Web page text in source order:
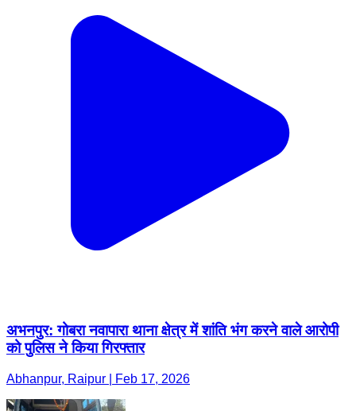
अभनपुर: गोबरा नवापारा थाना क्षेत्र में शांति भंग करने वाले आरोपी
को पुलिस ने किया गिरफ्तार
Abhanpur, Raipur | Feb 17, 2026